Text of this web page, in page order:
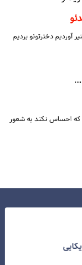
آوردیم دخترتونو بردیم
احساس نکند به شعور